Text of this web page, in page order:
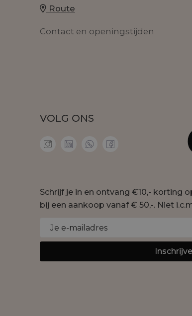
Route
Contact en openingstijden
VOLG ONS
Schrijf je in en ontvang €10,- korting
bij een aankoop vanaf € 50,-. Niet